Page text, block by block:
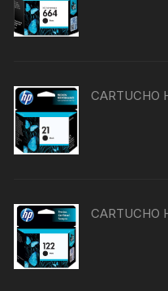
CARTUCHO
CARTUCHO